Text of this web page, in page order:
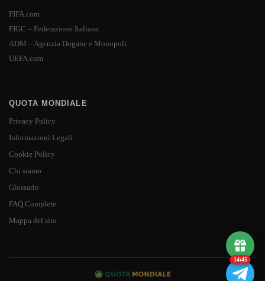
FIFA.com
FIGC – Federazione Italiana
ADM – Agenzia Dogane e Monopoli
UEFA.com
QUOTA MONDIALE
Privacy Policy
Informazioni Legali
Cookie Policy
Chi siamo
Glossario
FAQ Complete
Mappa del sito
14:44